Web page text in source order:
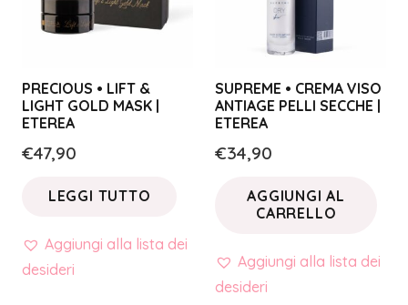
PRECIOUS • LIFT &
LIGHT GOLD MASK |
ETEREA
€47,90
LEGGI TUTTO
Aggiungi alla lista dei
desideri
SUPREME • CREMA VISO
ANTIAGE PELLI SECCHE |
ETEREA
€34,90
AGGIUNGI AL
CARRELLO
Aggiungi alla lista dei
desideri